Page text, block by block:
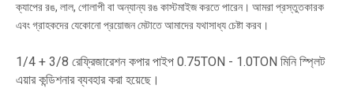
ক্যাপের রঙ, লাল, গোলাপী বা অন্যান্য রঙ কাস্টমাইজ করতে পারেন। আমরা প্রস্তুতকারক
এবং গ্রাহকদের যেকোনো প্রয়োজন মেটাতে আমাদের যথাসাধ্য চেষ্টা করব।
1/4 + 3/8 রেফ্রিজারেশন কপার পাইপ 0.75TON - 1.0TON মিনি স্প্লিট
এয়ার কন্ডিশনার ব্যবহার করা হয়েছে।